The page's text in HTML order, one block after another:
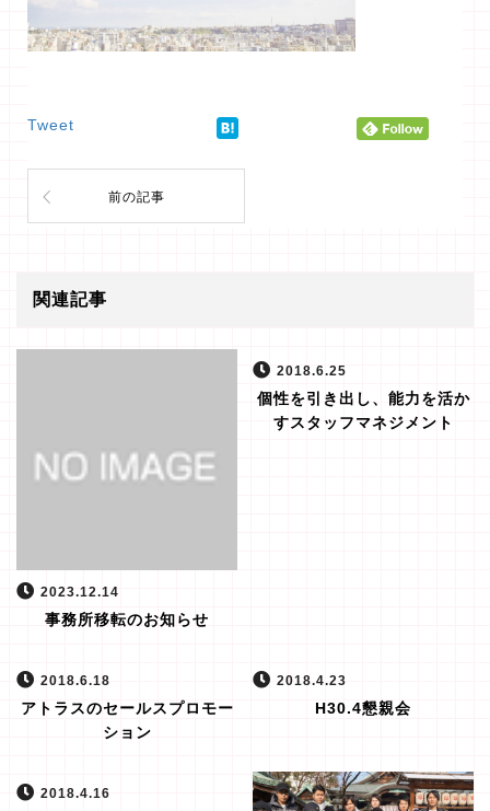
Tweet
前の記事
関連記事
2023.12.14
事務所移転のお知らせ
2018.6.25
個性を引き出し、能力を活か
すスタッフマネジメント
2018.6.18
アトラスのセールスプロモー
ション
2018.4.23
H30.4懇親会
2018.4.16